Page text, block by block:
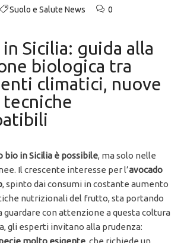
Suolo e Salute News 0
Sicilia: guida alla
biologica tra
climatici, nuove
bio in Sicilia è possibile, ma solo nelle
Il crescente interesse per l’avocado
, spinto dai consumi in costante aumento
nutrizionali del frutto, sta portando
con attenzione a questa coltura
gli esperti invitano alla prudenza:
molto esigente, che richiede un